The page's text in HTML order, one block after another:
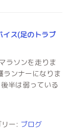
ス(足のトラブ
ラソンを走りま
ランナーになりま
半は弱っている
ー: ブログ